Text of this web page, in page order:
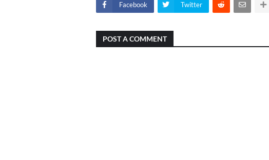
Facebook Twitter
POST A COMMENT